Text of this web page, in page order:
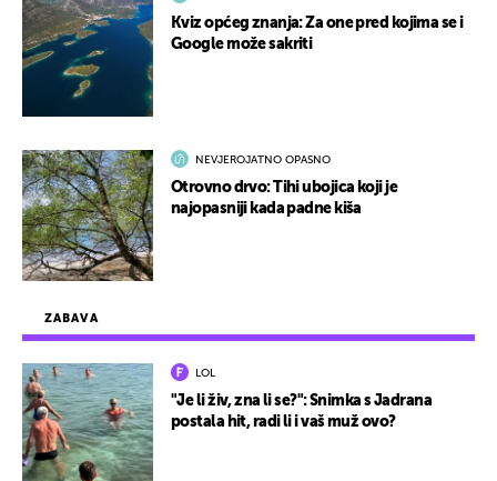
ZABAVA
LOL
"Je li živ, zna li se?": Snimka s Jadrana
postala hit, radi li i vaš muž ovo?
Kviz općeg znanja: Za one pred kojima se i
Google može sakriti
NEVJEROJATNO OPASNO
Otrovno drvo: Tihi ubojica koji je
najopasniji kada padne kiša